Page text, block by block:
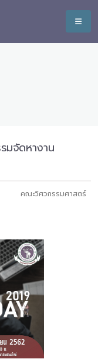
มจัดหางาน
คณะวิศวกรรมศาสตร์